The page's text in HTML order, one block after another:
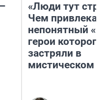
«Люди тут
Чем
непонятный
герои которого
застряли в
мистическом